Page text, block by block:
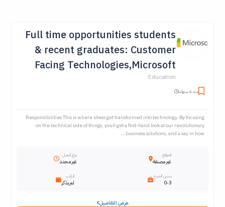
Full time opportunities students
& recent graduates: Customer
Facing Technologies,Microsoft
Education
منذ 6 سنوات
Responsibilities This is where ideas get transformed into technology. By focusing
on the technical side of things, youll get a first-hand look at our revolutionary
business solutions, and a say in how...
الموقع
غير مصنفة
نوع العمل
غير محدد
سنين الخبرة
0-3
الراتب
لم يذكر
عرض التفاصيل